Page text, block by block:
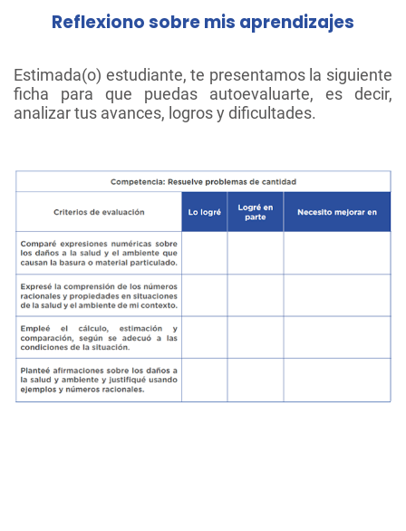
Reflexiono sobre mis aprendizajes
Estimada(o) estudiante, te presentamos la siguiente
ficha para que puedas autoevaluarte, es decir,
analizar tus avances, logros y dificultades.